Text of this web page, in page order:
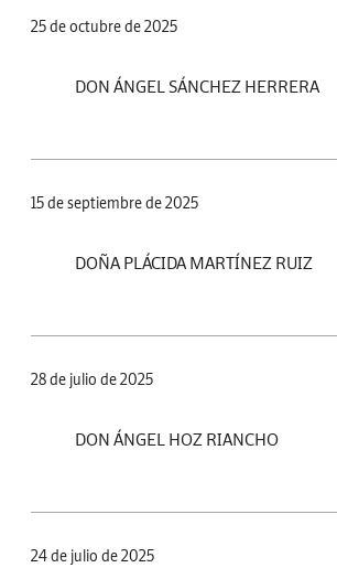
25 de octubre de 2025
DON ÁNGEL SÁNCHEZ HERRERA
15 de septiembre de 2025
DOÑA PLÁCIDA MARTÍNEZ RUIZ
28 de julio de 2025
DON ÁNGEL HOZ RIANCHO
24 de julio de 2025